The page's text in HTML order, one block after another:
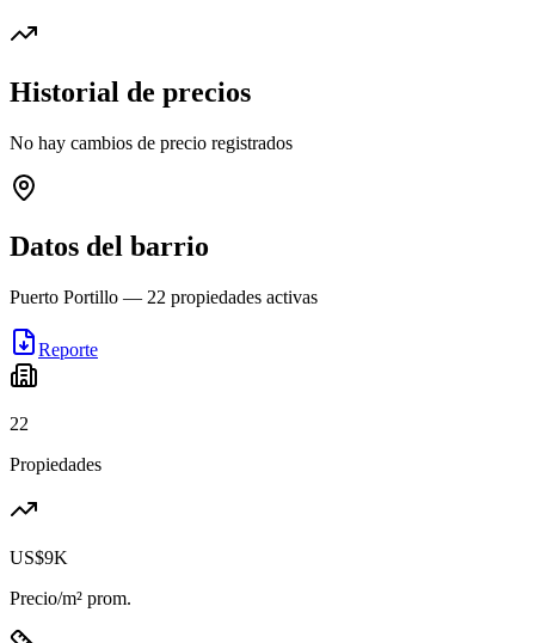
Historial de precios
No hay cambios de precio registrados
Datos del barrio
Puerto Portillo — 22 propiedades activas
Reporte
22
Propiedades
US$9K
Precio/m² prom.